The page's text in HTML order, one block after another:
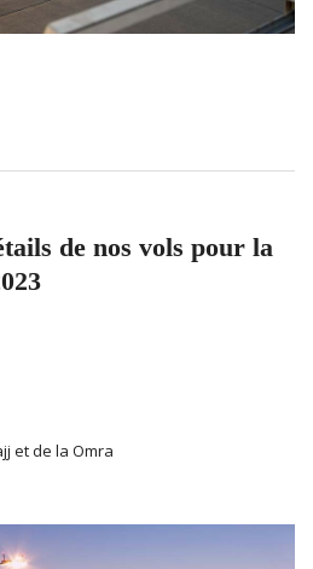
de nos vols pour la
et de la Omra